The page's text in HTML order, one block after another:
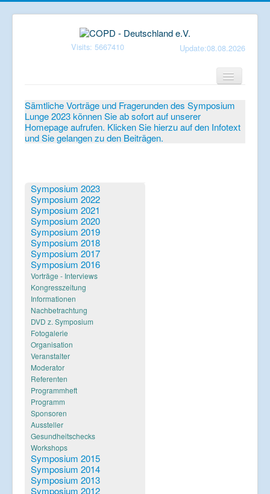
Visits: 5667410 Update:08.08.2026
Verein
Patientenbroschüren
Mediathek
Aktuelles
Veranstaltungen
Informationen
Verlinkungen
Sämtliche Vorträge und Fragerunden des Symposium
Lunge 2023 können Sie ab sofort auf unserer
Homepage aufrufen. Klicken Sie hierzu auf den Infotext
und Sie gelangen zu den Beiträgen.
Symposium 2023
Symposium 2022
Symposium 2021
Symposium 2020
Symposium 2019
Symposium 2018
Symposium 2017
Symposium 2016
Vorträge - Interviews
Kongresszeitung
Informationen
Nachbetrachtung
DVD z. Symposium
Fotogalerie
Organisation
Veranstalter
Moderator
Referenten
Programmheft
Programm
Sponsoren
Aussteller
Gesundheitschecks
Workshops
Symposium 2015
Symposium 2014
Symposium 2013
Symposium 2012